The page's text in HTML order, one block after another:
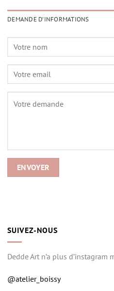
DEMANDE D'INFORMATIONS
SUIVEZ-NOUS
Dedde Art n’a plus d’instagram
@atelier_boissy